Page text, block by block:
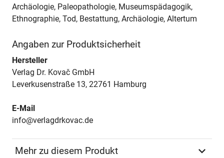
Archäologie, Paleopathologie, Museumspädagogik,
Ethnographie, Tod, Bestattung, Archäologie, Altertum
Angaben zur Produktsicherheit
Hersteller
Verlag Dr. Kovač GmbH
Leverkusenstraße 13, 22761 Hamburg
E-Mail
info@verlagdrkovac.de
Mehr zu diesem Produkt